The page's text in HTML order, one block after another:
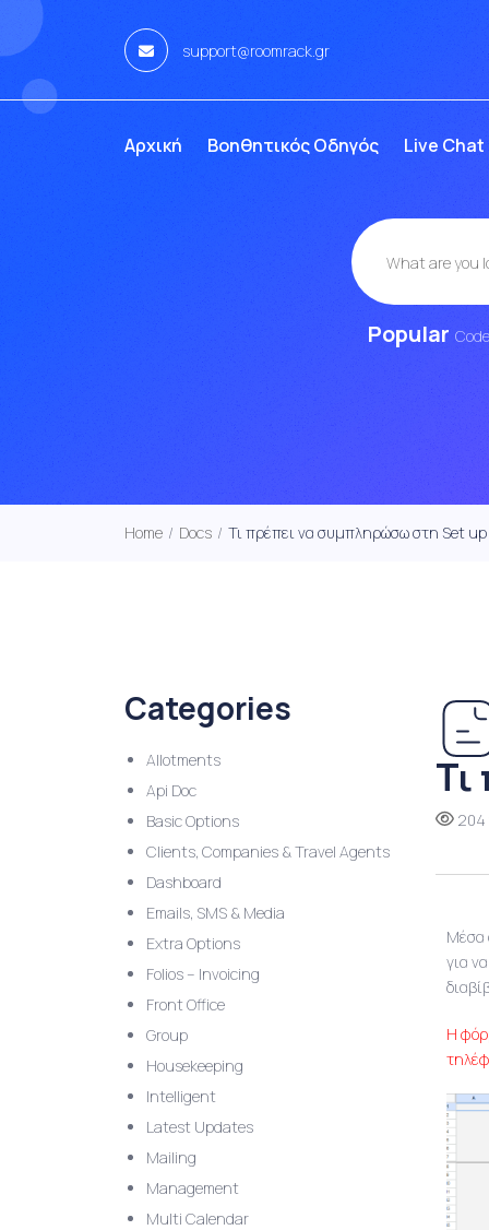
support@roomrack.gr
Αρχική Βοηθητικός Οδηγός Live Chat
Popular Code
Home / Docs / Τι πρέπει να συμπληρώσω στη Set
Categories
Allotments
Api Doc
Basic Options
Clients, Companies & Travel Agents
Dashboard
Emails, SMS & Media
Extra Options
Folios – Invoicing
Front Office
Group
Housekeeping
Intelligent
Latest Updates
Mailing
Management
Multi Calendar
204
Μέσα
για
Η